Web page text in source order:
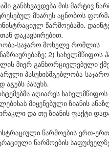
მის მარტივ
მხარეს აცნობოს
წარმოებაში.
დაკავსირებით.
საჯარო მოხელე რომლის
2) სახელმწიფოს
მიერ განხორციელებული
პასუხისმგებლობა-
პასუხს.
აღიარეს სახელმწიფოს
მიყენებული ზიანის
და თუ ზიანის ფაქტი
წარმოების ერთ-
წარმოების